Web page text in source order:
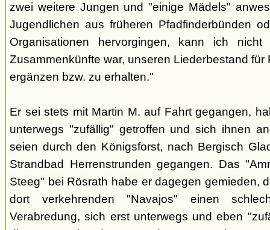
zwei weitere Jungen und "einige Mädels"
Jugendlichen aus früheren Pfadfinderbünden
Organisationen hervorgingen, kann ich
Zusammenkünfte war, unseren Liederbestand
ergänzen bzw. zu erhalten."
Er sei stets mit Martin M. auf Fahrt gegangen,
unterwegs "zufällig" getroffen und sich ihnen
seien durch den Königsforst, nach Bergisch
Strandbad Herrenstrunden gegangen. Das
Steeg" bei Rösrath habe er dagegen gemieden,
dort verkehrenden "Navajos" einen
Verabredung, sich erst unterwegs und eben